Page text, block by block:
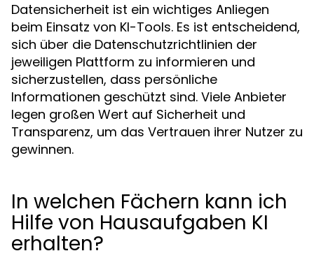
Datensicherheit ist ein wichtiges Anliegen
beim Einsatz von KI-Tools. Es ist entscheidend,
sich über die Datenschutzrichtlinien der
jeweiligen Plattform zu informieren und
sicherzustellen, dass persönliche
Informationen geschützt sind. Viele Anbieter
legen großen Wert auf Sicherheit und
Transparenz, um das Vertrauen ihrer Nutzer zu
gewinnen.
In welchen Fächern kann ich
Hilfe von Hausaufgaben KI
erhalten?